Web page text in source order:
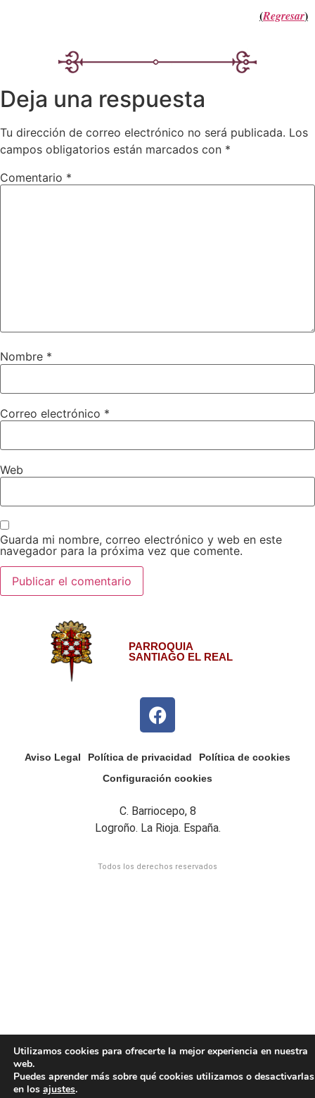
(Regresar)
Deja una respuesta
Tu dirección de correo electrónico no será publicada. Los
campos obligatorios están marcados con *
Comentario *
Nombre *
Correo electrónico *
Web
Guarda mi nombre, correo electrónico y web en este
navegador para la próxima vez que comente.
PARROQUIA
SANTIAGO EL REAL
Aviso Legal Política de privacidad
Política de cookies
Configuración cookies
C. Barriocepo, 8
Logroño. La Rioja. España.
Todos los derechos reservados
Utilizamos cookies para ofrecerte la mejor experiencia en nuestra
web.
Puedes aprender más sobre qué cookies utilizamos o desactivarlas
en los ajustes.